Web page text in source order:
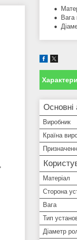
Вага
Основні
Виробник
Країна
Матеріал
Сторона
Вага
Тип
Діаметр